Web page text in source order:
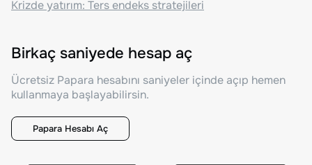
Krizde yatırım: Ters endeks stratejileri
Birkaç saniyede hesap aç
Ücretsiz Papara hesabını saniyeler içinde açıp hemen
kullanmaya başlayabilirsin.
Papara Hesabı Aç